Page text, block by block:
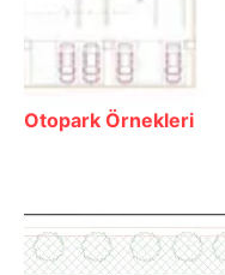
Otopark Örnekleri